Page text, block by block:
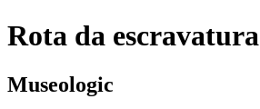
Rota da escravatura
Museologic